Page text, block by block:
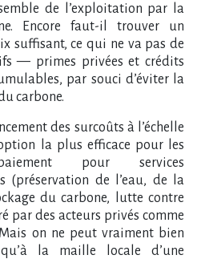
de l’exploitation par la
Encore faut-il trouver un
suffisant, ce qui ne va pas de
— primes privées et crédits
par souci d’éviter la
carbone.
des surcoûts à l’échelle
la plus efficace pour les
pour services
(préservation de l’eau, de la
du carbone, lutte contre
par des acteurs privés comme
on ne peut vraiment bien
la maille locale d’une